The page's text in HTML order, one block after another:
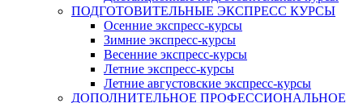
ПОДГОТОВИТЕЛЬНЫЕ ЭКСПРЕСС КУРСЫ
Осенние экспресс-курсы
Зимние экспресс-курсы
Весенние экспресс-курсы
Летние экспресс-курсы
Летние августовские экспресс-курсы
ДОПОЛНИТЕЛЬНОЕ ПРОФЕССИОНАЛЬНОЕ